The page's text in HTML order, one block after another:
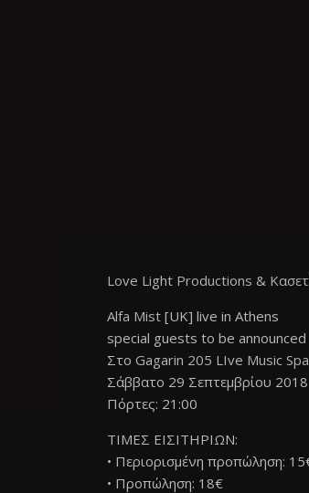
Love Light Productions &
Alfa Mist [UK] live in Athens
special guests to be announced
Στο Gagarin 205 LIve Music
Σάββατο 29 Σεπτεμβρίου 2018
Πόρτες: 21:00
ΤΙΜΕΣ ΕΙΣΙΤΗΡΙΩΝ:
• Περιορισμένη προπώληση:
• Προπώληση: 18€